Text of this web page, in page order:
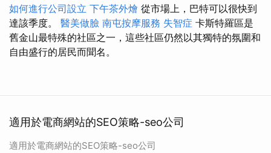
如何進行公司設立 下午茶外燴 從市場上，巴特可以很快到
達該季度。 醫美做臉 南屯按摩服務 失智症 卡斯特羅區是
舊金山最特殊的社區之一，這些社區仍然以其獨特的氛圍和
自由盛行的居民而聞名。
適用於電商網站的SEO策略-seo公司
適用於電商網站的SEO策略-seo公司